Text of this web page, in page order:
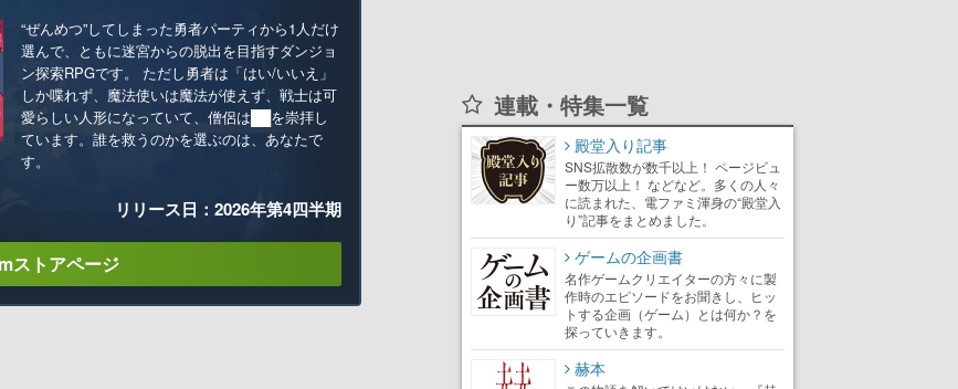
“ぜんめつ”してしまった勇者パーティから1人だけ
選んで、ともに迷宮からの脱出を目指すダンジョ
ン探索RPGです。 ただし勇者は「はい/いいえ」
しか喋れず、魔法使いは魔法が使えず、戦士は可
愛らしい人形になっていて、僧侶は██を崇拝し
ています。誰を救うのかを選ぶのは、あなたで
す。
リリース日：2026年第4四半期
ストアページ
連載・特集一覧
殿堂入り記事
SNS拡散数が数千以上！ ページビュ
ー数万以上！ などなど。多くの人々
に読まれた、電ファミ渾身の“殿堂入
り”記事をまとめました。
ゲームの企画書
名作ゲームクリエイターの方々に製
作時のエピソードをお聞きし、ヒッ
トする企画（ゲーム）とは何か？を
探っていきます。
赫本